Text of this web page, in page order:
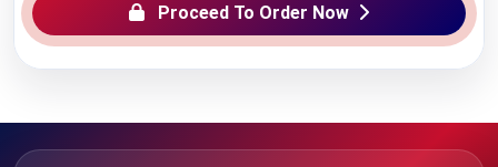
Proceed To Order Now